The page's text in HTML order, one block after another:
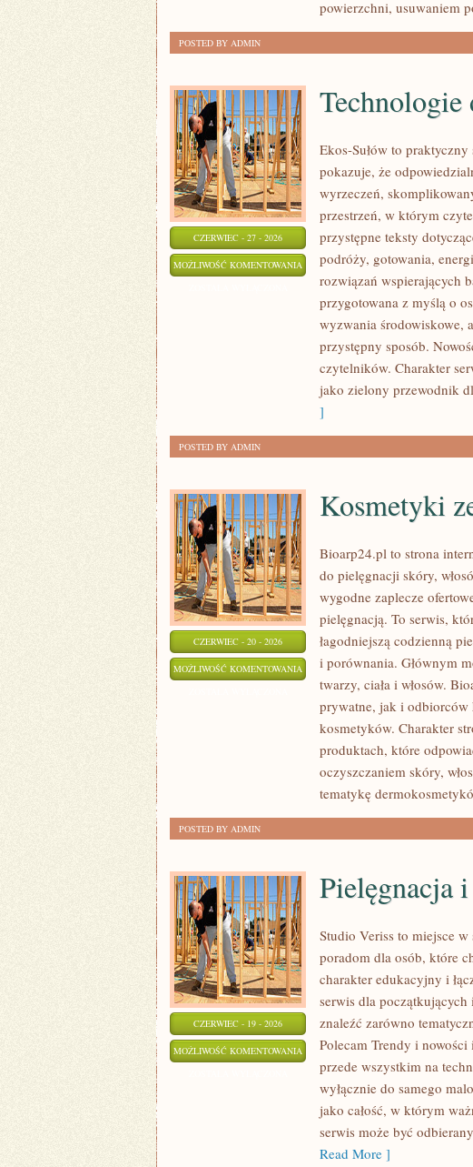
powierzchni, usuwaniem
POSTED BY ADMIN
CZERWIEC - 27 - 2026
MOŻLIWOŚĆ KOMENTOWANIA TECHNOLOGIE
PLANETY
Technologie
Ekos-Sułów to
pokazuje, że
wyrzeczeń,
przestrzeń, w którym
przystępne teksty
podróży, gotowania,
rozwiązań wspierających
przygotowana z myślą o
wyzwania środowiskowe,
przystępny sposób.
czytelników. Charakter
jako zielony przewodnik
]
POSTED BY ADMIN
CZERWIEC - 20 - 2026
MOŻLIWOŚĆ KOMENTOWANIA KOSMETYKI
ZERO
WASTE
Kosmetyki
Bioarp24.pl to strona
do pielęgnacji skóry,
wygodne zaplecze
pielęgnacją. To serwis,
łagodniejszą codzienną
i porównania. Głównym
twarzy, ciała i włosów.
prywatne, jak i
kosmetyków. Charakter
produktach, które
oczyszczaniem skóry,
tematykę
POSTED BY ADMIN
CZERWIEC - 19 - 2026
MOŻLIWOŚĆ KOMENTOWANIA PIELĘGNACJA
PRZYGOTOWANIE
SKÓRY
Pielęgnacja
Studio Veriss to miejsce
poradom dla osób, które
charakter edukacyjny i
serwis dla
znaleźć zarówno
Polecam Trendy i
przede wszystkim na
wyłącznie do samego
jako całość, w którym
serwis może być
Read More ]